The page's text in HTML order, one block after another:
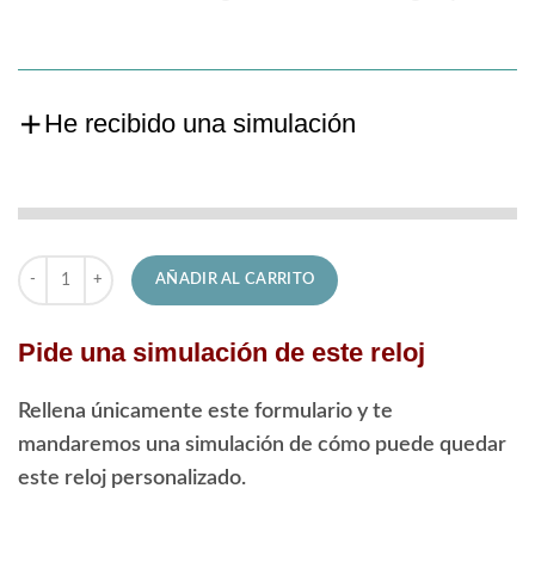
He recibido una simulación
Reloj Candino de Hombre C4762/4 Couple cantidad
AÑADIR AL CARRITO
Pide una simulación de este reloj
Rellena únicamente este formulario y te
mandaremos una simulación de cómo puede quedar
este reloj personalizado.